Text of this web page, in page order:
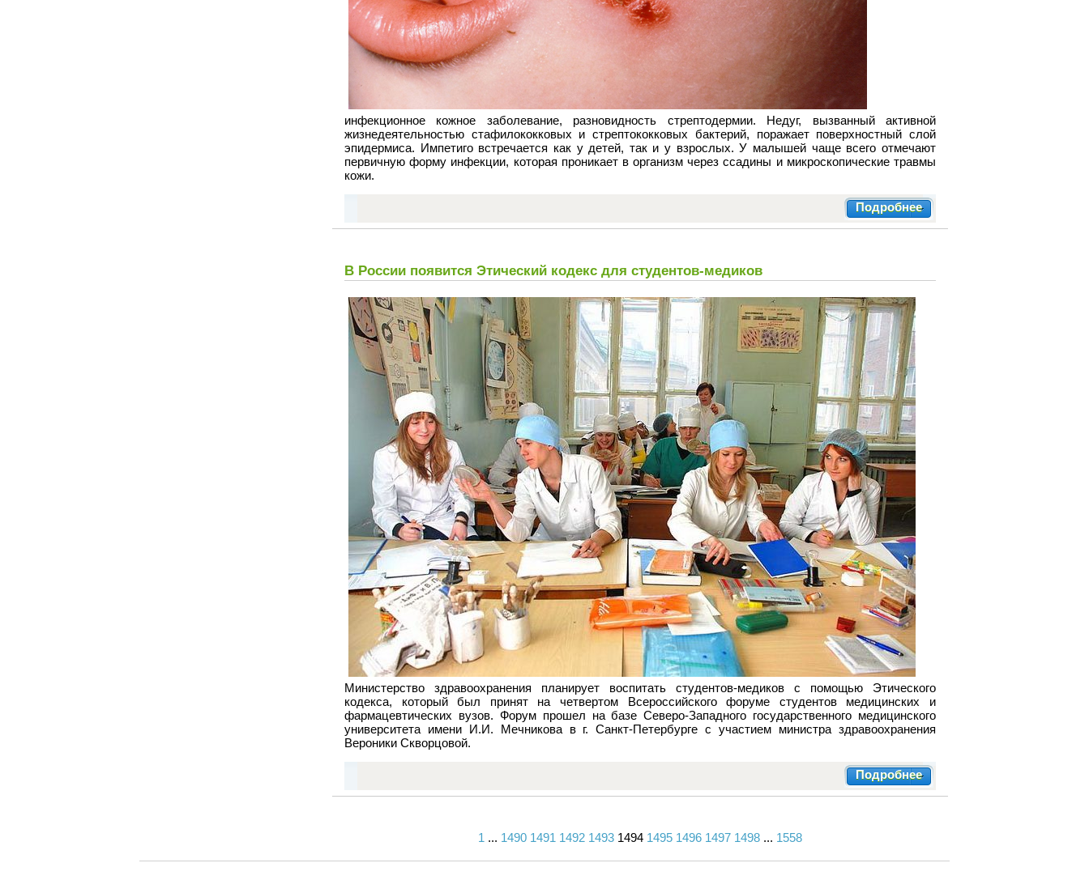
инфекционное кожное заболевание, разновидность стрептодермии. Недуг, вызванный активной
жизнедеятельностью стафилококковых и стрептококковых бактерий, поражает поверхностный слой
эпидермиса. Импетиго встречается как у детей, так и у взрослых. У малышей чаще всего отмечают
первичную форму инфекции, которая проникает в организм через ссадины и микроскопические травмы
кожи.
Подробнее
В России появится Этический кодекс для студентов-медиков
Министерство здравоохранения планирует воспитать студентов-медиков с помощью Этического
кодекса, который был принят на четвертом Всероссийского форуме студентов медицинских и
фармацевтических вузов. Форум прошел на базе Северо-Западного государственного медицинского
университета имени И.И. Мечникова в г. Санкт-Петербурге с участием министра здравоохранения
Вероники Скворцовой.
Подробнее
1 ... 1490 1491 1492 1493 1494 1495 1496 1497 1498 ... 1558